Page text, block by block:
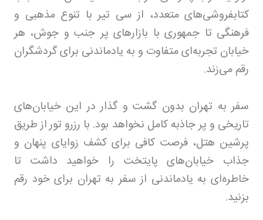
کتابفروشی‌های متعدد، از سی تیر با تنوع مذهبی و
فرهنگی تا جمهوری با بازارهای پر جنب و جوش، هر
خیابان تجربه‌ای متفاوت و به یادماندنی برای گردشگران
رقم می‌زند.
سفر به تهران بدون گشت و گذار در این خیابان‌های
تاریخی و پر جاذبه کامل نخواهد بود. با رزرو توراز طریق
پرشین هتل، فرصت کافی برای کشف زوایای پنهان و
جذاب خیابان‌های پایتخت را خواهید داشت تا
خاطره‌ای به یادماندنی از سفر به تهران برای خود رقم
بزنید.